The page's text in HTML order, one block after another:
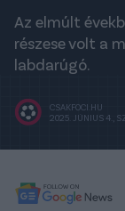
Az elmúlt
részese volt a
labdarúgó.
CSAKFOCI.HU
2025. JÚNIUS 4.,